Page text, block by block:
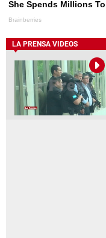
LA PRENSA VIDEOS